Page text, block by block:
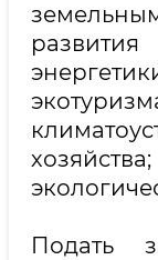
хозяйства;
Подать